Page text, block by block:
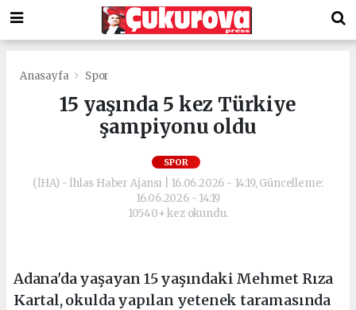
Anasayfa Spor
15 yaşında 5 kez Türkiye
şampiyonu oldu
SPOR
(İHA) - İhlas Haber Ajansı | 16.06.2026 - 14:19, Güncelleme:
16.06.2026 - 14:19
10540+ kez okundu.
Adana'da yaşayan 15 yaşındaki Mehmet Rıza
Kartal, okulda yapılan yetenek taramasında